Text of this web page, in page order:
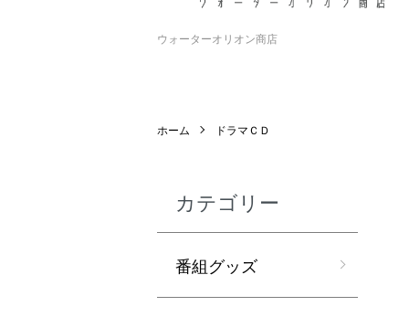
ウォーターオリオン商店
ホーム ドラマＣＤ
カテゴリー
番組グッズ